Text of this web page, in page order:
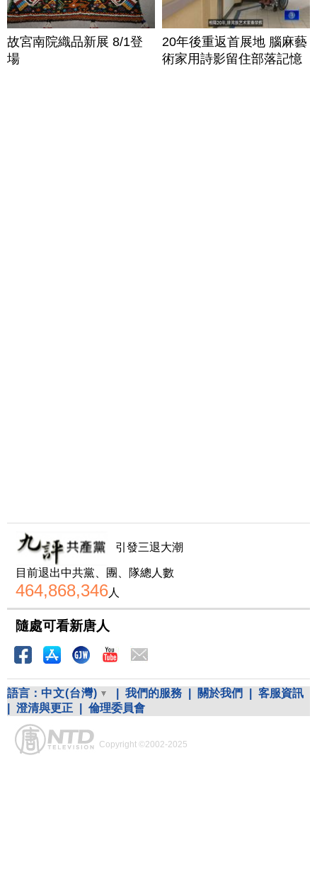
故宮南院織品新展 8/1登
場
20年後重返首展地 腦麻藝
術家用詩影留住部落記憶
引發三退大潮
目前退出中共黨、團、隊總人數
464,868,346人
隨處可看新唐人
語言： 中文(台灣) 我們的服務 關於我們
客服資訊
澄清與更正 倫理委員會
Copyright ©2002-2025